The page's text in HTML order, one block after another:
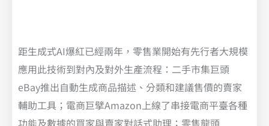
距生成式AI爆紅已經兩年，零售業開始有先行者大規模
應用此技術到對內及對外生產流程：二手市集巨頭
eBay推出自動生成商品描述、分類和建議售價的賣家
輔助工具；電商巨擘Amazon上線了串接電商平臺各種
功能及數據的買家與賣家對話式助理；零售龍頭